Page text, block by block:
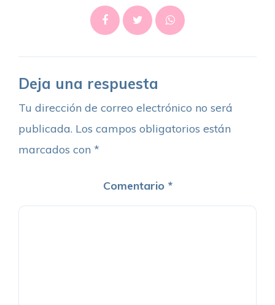
Deja una respuesta
Tu dirección de correo electrónico no será
publicada. Los campos obligatorios están
marcados con *
Comentario *